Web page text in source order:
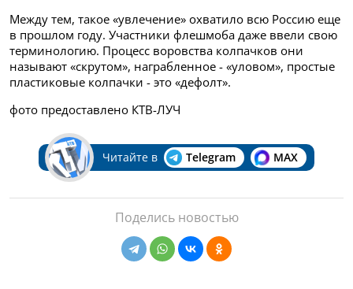
Между тем, такое «увлечение» охватило всю Россию еще
в прошлом году. Участники флешмоба даже ввели свою
терминологию. Процесс воровства колпачков они
называют «скрутом», награбленное - «уловом», простые
пластиковые колпачки - это «дефолт».
фото предоставлено КТВ-ЛУЧ
Читайте в Telegram MAX
Поделись новостью